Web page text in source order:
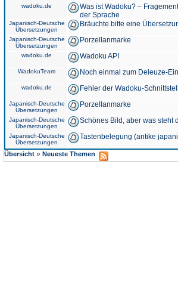
wadoku.de
Was ist Wadoku? –
der Sprache
Japanisch-Deutsche
Übersetzungen
Bräuchte bitte eine
Japanisch-Deutsche
Übersetzungen
Porzellanmarke
wadoku.de Wadoku API
WadokuTeam Noch einmal zum Deleuze-
wadoku.de Fehler der Wadoku-
Japanisch-Deutsche
Übersetzungen
Porzellanmarke
Japanisch-Deutsche
Übersetzungen
Schönes Bild, aber was steht
Japanisch-Deutsche
Übersetzungen
Tastenbelegung (antike
Übersicht » Neueste Themen